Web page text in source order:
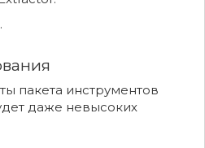
пакета инструментов
даже невысоких